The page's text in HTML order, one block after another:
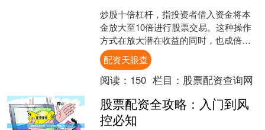
炒股十倍杠杆，指投资者借入资金将本
金放大至10倍进行股票交易。这种操作
方式在放大潜在收益的同时，也成倍放
大了风险。对于普通投资者而言配资天
眼查，理解其运作机制与....
配资天眼查
阅读： 150 栏目： 股票配资查询网
股票配资全攻略：入门到风
控必知